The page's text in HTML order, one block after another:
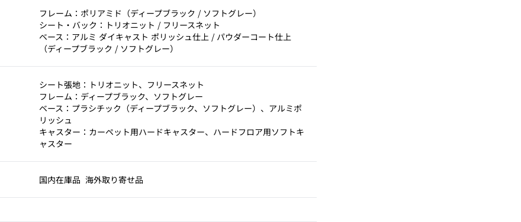
フレーム：ポリアミド（ディープブラック / ソフトグレー）
シート・バック：トリオニット / フリースネット
ベース：アルミ ダイキャスト ポリッシュ仕上 / パウダーコート仕上
（ディープブラック / ソフトグレー）
シート張地：トリオニット、フリースネット
フレーム：ディープブラック、ソフトグレー
ベース：プラシチック（ディープブラック、ソフトグレー）、アルミポ
リッシュ
キャスター：カーペット用ハードキャスター、ハードフロア用ソフトキ
ャスター
国内在庫品 海外取り寄せ品